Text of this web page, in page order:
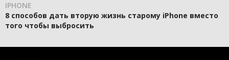
IPHONE
8 способов дать вторую жизнь старому iPhone вместо
того чтобы выбросить